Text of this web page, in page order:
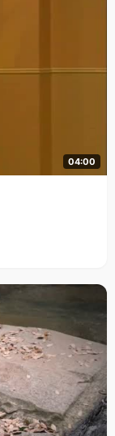
04:00